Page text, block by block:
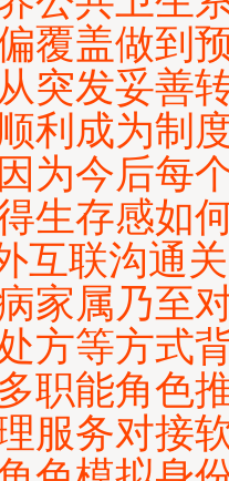
覆盖做到
突发妥善
利成为制
为今后每
生存感如
互联沟通关
家属乃至
方等方式
职能角色
服务对接